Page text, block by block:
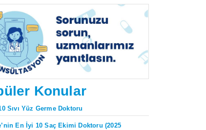
Konular
Sıvı Yüz Germe Doktoru
En İyi 10 Saç Ekimi Doktoru (2025